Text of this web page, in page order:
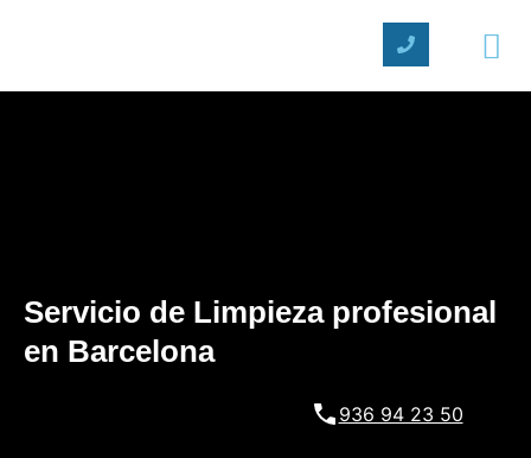
Servicio de Limpieza profesional
en Barcelona
936 94 23 50